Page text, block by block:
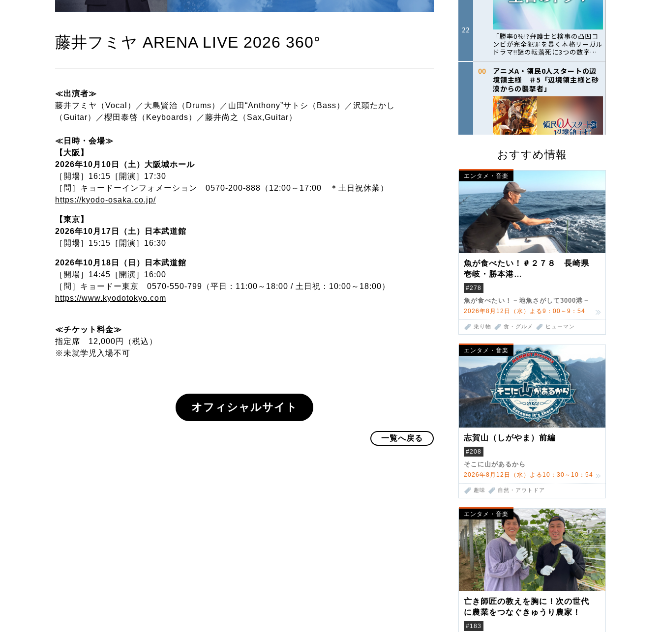
藤井フミヤ ARENA LIVE 2026 360°
≪出演者≫
藤井フミヤ（Vocal）／大島賢治（Drums）／山田“Anthony”サトシ（Bass）／沢頭たかし
（Guitar）／櫻田泰啓（Keyboards）／藤井尚之（Sax,Guitar）
≪日時・会場≫
【大阪】
2026年10月10日（土）大阪城ホール
［開場］16:15［開演］17:30
［問］キョードーインフォメーション 0570-200-888（12:00～17:00 ＊土日祝休業）
https://kyodo-osaka.co.jp/
【東京】
2026年10月17日（土）日本武道館
［開場］15:15［開演］16:30
2026年10月18日（日）日本武道館
［開場］14:45［開演］16:00
［問］キョードー東京 0570-550-799（平日：11:00～18:00 / 土日祝：10:00～18:00）
https://www.kyodotokyo.com
≪チケット料金≫
指定席 12,000円（税込）
※未就学児入場不可
オフィシャルサイト
一覧へ戻る
おすすめ情報
エンタメ・音楽
魚が食べたい！＃２７８ 長崎県
壱岐・勝本港
（クロマグロ）
#278
魚が食べたい！－地魚さがして3000港－
2026年8月12日（水）よる9：00～9：54
乗り物 食・グルメ ヒューマン
エンタメ・音楽
志賀山（しがやま）前編
#208
そこに山があるから
2026年8月12日（水）よる10：30～10：54
趣味 自然・アウトドア
エンタメ・音楽
亡き師匠の教えを胸に！次の世代
に農業をつなぐきゅうり農家！
#183